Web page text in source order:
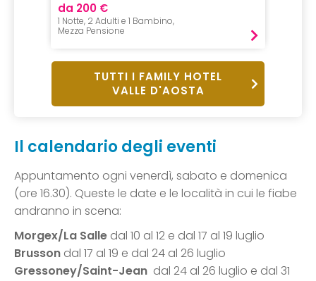
da 200 €
1 Notte, 2 Adulti e 1 Bambino,
Mezza Pensione
TUTTI I FAMILY HOTEL
VALLE D'AOSTA
Il calendario degli eventi
Appuntamento ogni venerdì, sabato e domenica
(ore 16.30). Queste le date e le località in cui le fiabe
andranno in scena:
Morgex/La Salle dal 10 al 12 e dal 17 al 19 luglio
Brusson dal 17 al 19 e dal 24 al 26 luglio
Gressoney/Saint-Jean dal 24 al 26 luglio e dal 31